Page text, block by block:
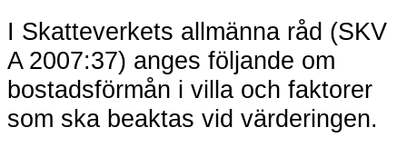
I Skatteverkets allmänna råd (SKV
A 2007:37) anges följande om
bostadsförmån i villa och faktorer
som ska beaktas vid värderingen.